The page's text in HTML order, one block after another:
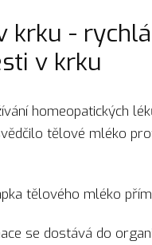
krku -
v krku
homeopatických
tělové mléko
tělového mléko
se dostává do